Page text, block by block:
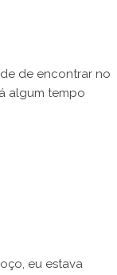
de encontrar no
algum tempo
eu estava